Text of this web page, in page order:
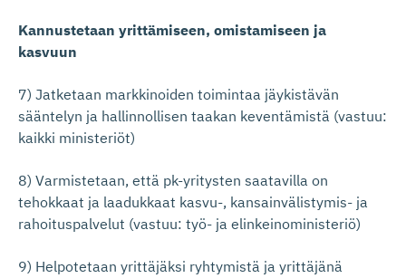
Kannustetaan yrittämiseen, omistamiseen ja
kasvuun
7) Jatketaan markkinoiden toimintaa jäykistävän
sääntelyn ja hallinnollisen taakan keventämistä (vastuu:
kaikki ministeriöt)
8) Varmistetaan, että pk-yritysten saatavilla on
tehokkaat ja laadukkaat kasvu-, kansainvälistymis- ja
rahoituspalvelut (vastuu: työ- ja elinkeinoministeriö)
9) Helpotetaan yrittäjäksi ryhtymistä ja yrittäjänä